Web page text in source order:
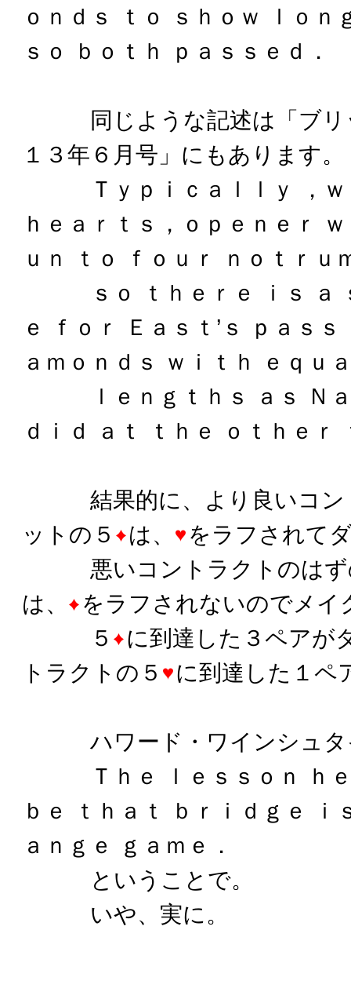
ｏｎｄｓ ｔｏ ｓｈｏｗ ｌｏｎ
ｓｏ ｂｏｔｈ ｐａｓｓｅｄ．
同じような記述は「ブリ
１３年６月号」にもあります。
Ｔｙｐｉｃａｌｌｙ ，ｗ
ｈｅａｒｔｓ，ｏｐｅｎｅｒ
ｕｎ ｔｏ ｆｏｕｒ ｎｏｔｒｕ
ｓｏ ｔｈｅｒｅ ｉｓ ａ
ｅ ｆｏｒ Ｅａｓｔ’ｓ ｐａｓ
ａｍｏｎｄｓ ｗｉｔｈ ｅｑｕ
ｌｅｎｇｔｈｓ ａｓ Ｎ
ｄｉｄ ａｔ ｔｈｅ ｏｔｈｅｒ
結果的に、より良いコン
ットの５
は、
をラフされて
悪いコントラクトのはず
は、
をラフされないのでメイ
５
に到達した３ペアが
トラクトの５
に到達した１ペ
ハワード・ワインシュタ
Ｔｈｅ ｌｅｓｓｏｎ ｈｅ
ｂｅ ｔｈａｔ ｂｒｉｄｇｅ ｉ
ａｎｇｅ ｇａｍｅ．
ということで。
いや、実に。